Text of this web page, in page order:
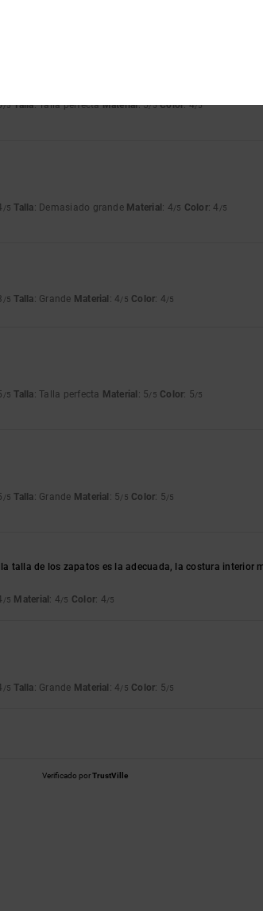
/5 Talla: Talla perfectaMaterial: 5/5 Color: 4/5
/5 Talla: Demasiado grande Material : 4/5 Color: 4 /5
/5 Talla: Grande Material : 4/5 Color: 4/5
/5 Talla: Talla perfecta Material : 5/5 Color: 5/5
/5 Talla: Grande Material : 5/5 Color: 5/5
talla de los zapatos es la adecuada, la costura interior
/5 Material : 4/5 Color: 4/5
/5 Talla: Grande Material : 4/5 Color: 5/5
Verificado porTrustVille